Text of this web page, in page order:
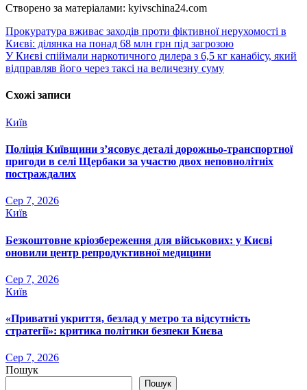
Створено за матеріалами: kyivschina24.com
Навігація
записів
Прокуратура вживає заходів проти фіктивної нерухомості в
Києві: ділянка на понад 68 млн грн під загрозою
У Києві спіймали наркотичного дилера з 6,5 кг канабісу, який
відправляв його через таксі на величезну суму
Схожі записи
Київ
Поліція Київщини з’ясовує деталі дорожньо-транспортної
пригоди в селі Щербаки за участю двох неповнолітніх
постраждалих
Сер 7, 2026
Київ
Безкоштовне кріозбереження для військових: у Києві
оновили центр репродуктивної медицини
Сер 7, 2026
Київ
«Приватні укриття, безлад у метро та відсутність
стратегії»: критика політики безпеки Києва
Сер 7, 2026
Пошук
Пошук